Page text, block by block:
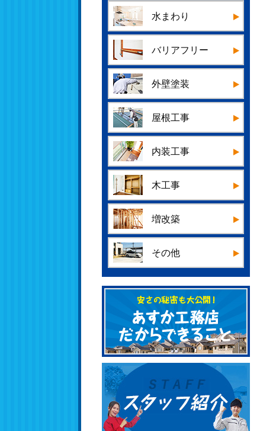
水まわり
バリアフリー
外壁塗装
屋根工事
内装工事
木工事
増改築
その他